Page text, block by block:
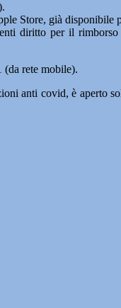
Store, già disponibile
diritto per il rimborso
(da rete mobile).
anti covid, è aperto